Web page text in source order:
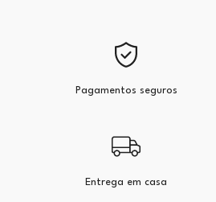
Pagamentos seguros
Entrega em casa